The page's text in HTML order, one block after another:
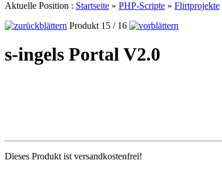
Aktuelle Position : Startseite » PHP-Scripte » Flirtprojekte
Produkt 15 / 16
s-ingels Portal V2.0
Dieses Produkt ist versandkostenfrei!